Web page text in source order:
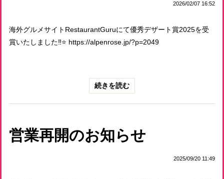
2026/02/07 16:52
海外グルメサイトRestaurantGuruにて優秀デザート賞2025を受
賞いたしました‼️⭐️ https://alpenrose.jp/?p=2049
続きを読む
営業再開のお知らせ
2025/09/20 11:49